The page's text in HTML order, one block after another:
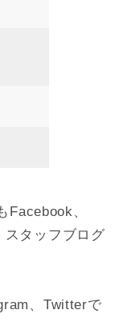
Facebook、
タッフブログ
、Twitterで